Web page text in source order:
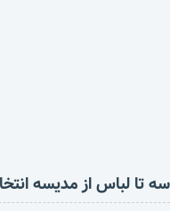
سه تا لباس از مدیسه